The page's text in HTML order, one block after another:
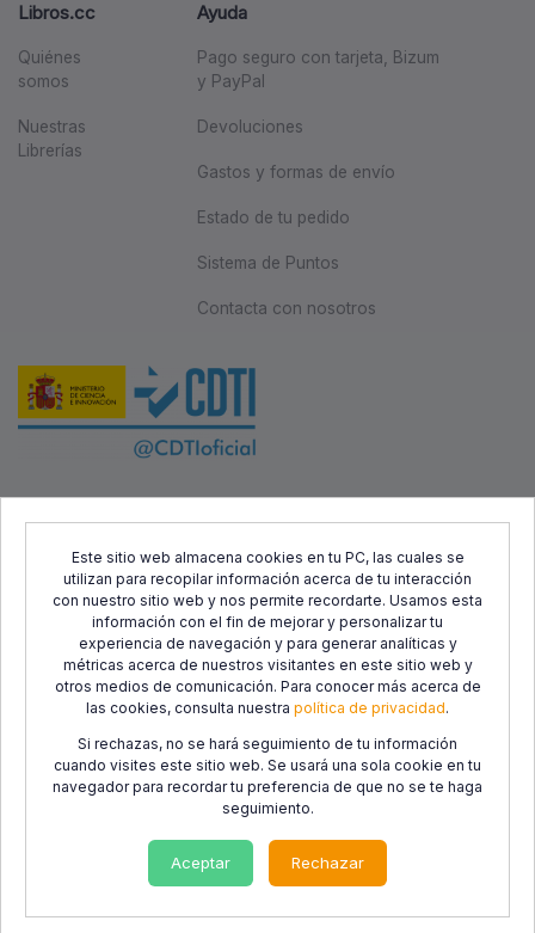
Este sitio web almacena cookies en tu PC, las cuales se
utilizan para recopilar información acerca de tu interacción
con nuestro sitio web y nos permite recordarte. Usamos esta
información con el fin de mejorar y personalizar tu
experiencia de navegación y para generar analíticas y
métricas acerca de nuestros visitantes en este sitio web y
otros medios de comunicación. Para conocer más acerca de
las cookies, consulta nuestra política de privacidad.
Si rechazas, no se hará seguimiento de tu información
cuando visites este sitio web. Se usará una sola cookie en tu
navegador para recordar tu preferencia de que no se te haga
seguimiento.
Aceptar Rechazar
Libros.cc
Quiénes
somos
Nuestras
Librerías
Ayuda
Pago seguro con tarjeta, Bizum
y PayPal
Devoluciones
Gastos y formas de envío
Estado de tu pedido
Sistema de Puntos
Contacta con nosotros
Desarrollo Regional (FEDER) y el Centro para el Desarrollo
Tecnológico Industrial (CDTI), con el objetivo de promover el
desarrollo tecnológico, la innovación y una investigación de